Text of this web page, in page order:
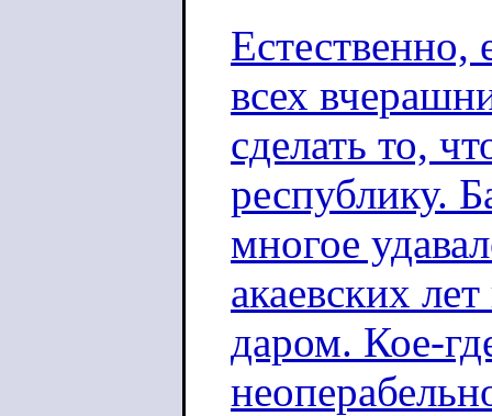
Естественно,
всех
сделать то,
республику.
многое
акаевских
даром. Кое-